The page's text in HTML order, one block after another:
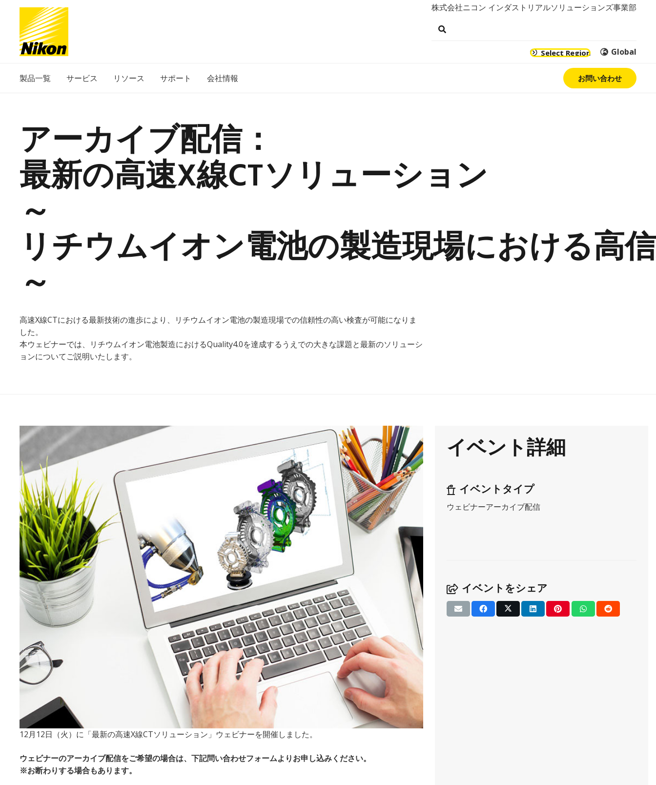
株式会社ニコン インダストリアルソリューションズ事業部
Select Region Global
製品一覧 サービス リソース サポート 会社情報 お問い合わせ
アーカイブ配信：
最新の高速X線CTソリューション
～
リチウムイオン電池の製造現場における高
～
高速X線CTにおける最新技術の進歩により、リチウムイオン電池の製造現場での信頼性の高い検査が可能になりま
した。
本ウェビナーでは、リチウムイオン電池製造におけるQuality4.0を達成するうえでの大きな課題と最新のソリューシ
ョンについてご説明いたします。
12月12日（火）に「最新の高速X線CTソリューション」ウェビナーを開催しました。
ウェビナーのアーカイブ配信をご希望の場合は、下記問い合わせフォームよりお申し込みください。
※お断わりする場合もあります。
イベント詳細
イベントタイプ
ウェビナーアーカイブ配信
イベントをシェア